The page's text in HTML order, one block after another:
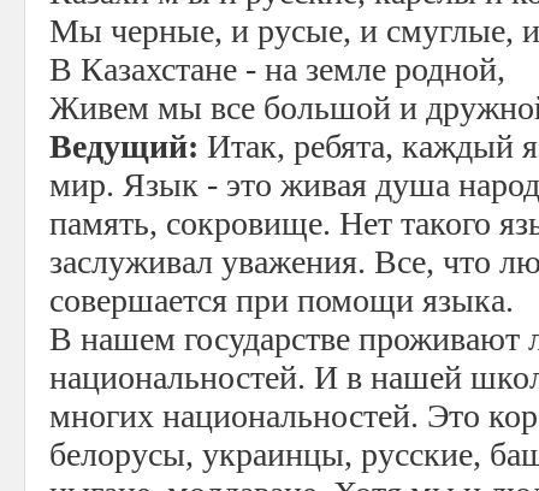
Мы черные, и русые, и смуглые,
В Казахстане - на земле родной,
Живем мы все большой и
Ведущий: Итак, ребята, каждый
мир. Язык - это живая душа
память, сокровище. Нет такого
заслуживал уважения. Все, что
совершается при помощи языка.
В нашем государстве проживают
национальностей. И в нашей
многих национальностей. Это
белорусы, украинцы, русские,